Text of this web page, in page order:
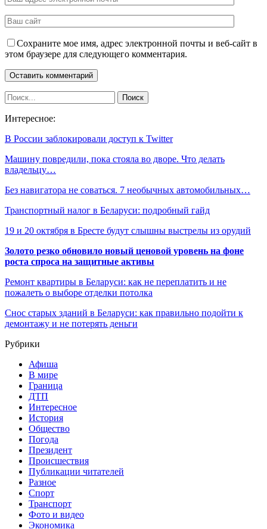
Сохраните мое имя, адрес электронной почты и веб-сайт в
этом браузере для следующего комментария.
Интересное:
В России заблокировали доступ к Twitter
Машину повредили, пока стояла во дворе. Что делать
владельцу…
Без навигатора не соваться. 7 необычных автомобильных…
Транспортный налог в Беларуси: подробный гайд
19 и 20 октября в Бресте будут слышны выстрелы из орудий
Золото резко обновило новый ценовой уровень на фоне
роста спроса на защитные активы
Ремонт квартиры в Беларуси: как не переплатить и не
пожалеть о выборе отделки потолка
Снос старых зданий в Беларуси: как правильно подойти к
демонтажу и не потерять деньги
Рубрики
Афиша
В мире
Граница
ДТП
Интересное
История
Общество
Погода
Президент
Происшествия
Публикации читателей
Разное
Спорт
Транспорт
Фото и видео
Экономика